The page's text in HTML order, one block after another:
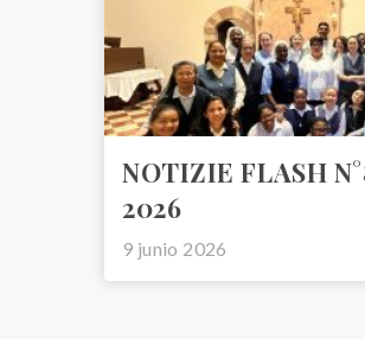
NOTIZIE FLASH
2026
9 junio 2026